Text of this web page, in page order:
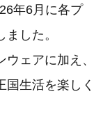
年6月に各プ
した。
ェアに加え、
生活を楽しく